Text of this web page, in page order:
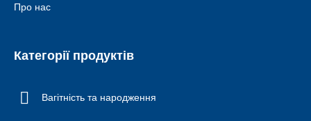
Про нас
Категорії продуктів
Вагітність та народження